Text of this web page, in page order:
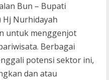
Bun – Bupati
Hj Nurhidayah
untuk menggenjot
Berbagai
potensi sektor ini,
dan atau